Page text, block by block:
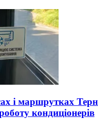
і маршрутках
кондиціонерів